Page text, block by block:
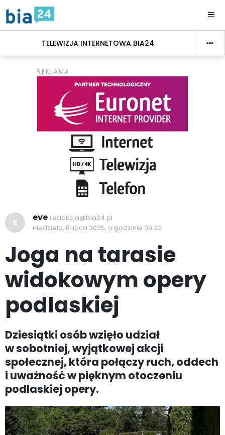
TELEWIZJA INTERNETOWA BIA24
E eve redakcja@bia24.pl
niedziela, 6 lipca 2025, o godzinie 09:22
Joga na tarasie
widokowym opery
podlaskiej
Dziesiątki osób wzięło udział
w sobotniej, wyjątkowej akcji
społecznej, która połączy ruch, oddech
i uważność w pięknym otoczeniu
podlaskiej opery.